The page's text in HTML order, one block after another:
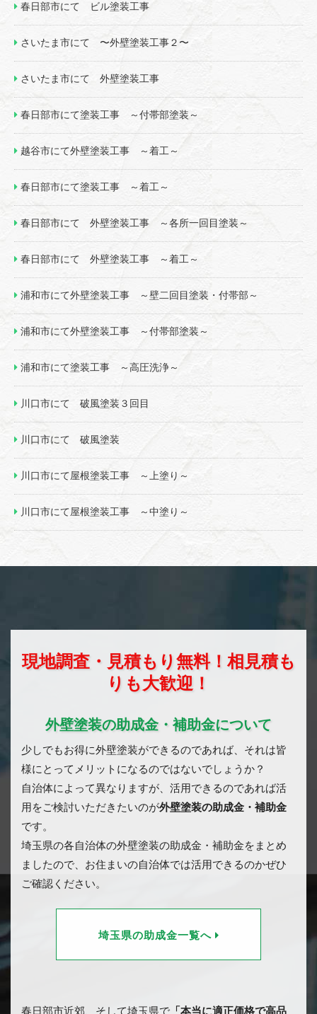
春日部市にて ビル塗装工事
さいたま市にて 〜外壁塗装工事２〜
さいたま市にて 外壁塗装工事
春日部市にて塗装工事 ～付帯部塗装～
越谷市にて外壁塗装工事 ～着工～
春日部市にて塗装工事 ～着工～
春日部市にて 外壁塗装工事 ～各所一回目塗装～
春日部市にて 外壁塗装工事 ～着工～
浦和市にて外壁塗装工事 ～壁二回目塗装・付帯部～
浦和市にて外壁塗装工事 ～付帯部塗装～
浦和市にて塗装工事 ～高圧洗浄～
川口市にて 破風塗装３回目
川口市にて 破風塗装
川口市にて屋根塗装工事 ～上塗り～
川口市にて屋根塗装工事 ～中塗り～
現地調査・見積もり無料！相見積も
りも大歓迎！
外壁塗装の助成金・補助金について
少しでもお得に外壁塗装ができるのであれば、それは皆
様にとってメリットになるのではないでしょうか？
自治体によって異なりますが、活用できるのであれば活
用をご検討いただきたいのが外壁塗装の助成金・補助金
です。
埼玉県の各自治体の外壁塗装の助成金・補助金をまとめ
ましたので、お住まいの自治体では活用できるのかぜひ
ご確認ください。
埼玉県の助成金一覧へ
春日部市近郊、そして埼玉県で 「本当に適正価格で高品